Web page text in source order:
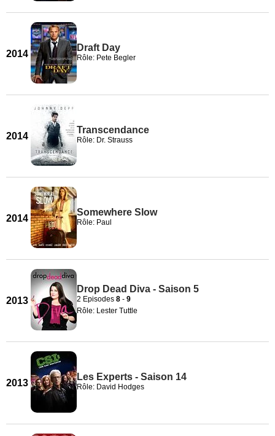
2014
Draft Day
Rôle: Pete Begler
2014
Transcendance
Rôle: Dr. Strauss
2014
Somewhere Slow
Rôle: Paul
2013
Drop Dead Diva - Saison 5
2 Episodes 8 - 9
Rôle: Lester Tuttle
2013
Les Experts - Saison 14
Rôle: David Hodges